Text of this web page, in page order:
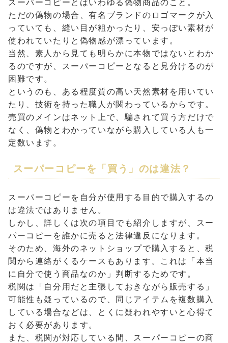
スーパーコピーとはいわゆる偽物商品のこと。
ただの偽物の場合、有名ブランドのロゴマークが入
っていても、縫い目が粗かったり、安っぽい素材が
使われていたりと偽物感が漂っています。
当然、素人から見ても明らかに本物ではないとわか
るのですが、スーパーコピーとなると見分けるのが
困難です。
というのも、ある程度質の高い天然素材を用いてい
たり、技術を持った職人が関わっているからです。
売買のメインはネット上で、騙されて買う方だけで
なく、偽物とわかっていながら購入している人も一
定数います。
スーパーコピーを「買う」のは違法？
スーパーコピーを自分が使用する目的で購入するの
は違法ではありません。
しかし、詳しくは次の項目でも紹介しますが、スー
パーコピーを誰かに売ると法律違反になります。
そのため、海外のネットショップで購入すると、税
関から連絡がくるケースもあります。これは「本当
に自分で使う商品なのか」判断するためです。
税関は「自分用だと主張しておきながら販売する」
可能性も疑っているので、同じアイテムを複数購入
している場合などは、とくに疑われやすいと心得て
おく必要があります。
また、税関が対応している間、スーパーコピーの商